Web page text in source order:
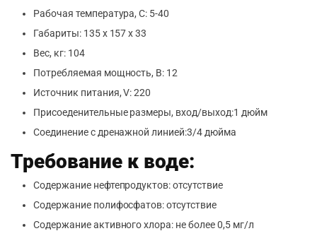
Рабочая температура, С: 5-40
Габариты: 135 x 157 x 33
Вес, кг: 104
Потребляемая мощность, В: 12
Источник питания, V: 220
Присоеденительные размеры, вход/выход:1 дюйм
Соединение с дренажной линией:3/4 дюйма
Требование к воде:
Содержание нефтепродуктов: отсутствие
Содержание полифосфатов: отсутствие
Содержание активного хлора: не более 0,5 мг/л